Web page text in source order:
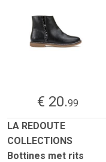
€ 20.99
LA REDOUTE
COLLECTIONS
Bottines met rits